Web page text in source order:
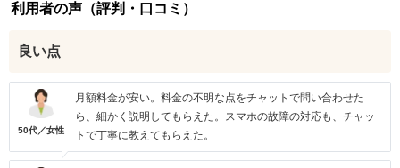
利用者の声（評判・口コミ）
良い点
50代／女性
月額料金が安い。料金の不明な点をチャットで問い合わせた
ら、細かく説明してもらえた。スマホの故障の対応も、チャッ
トで丁寧に教えてもらえた。